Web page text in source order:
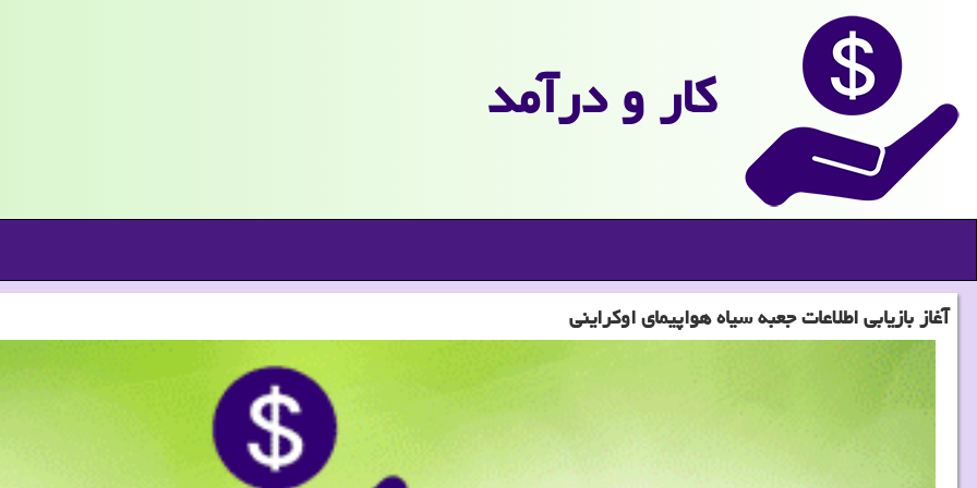
كار و درآمد
آغاز بازیابی اطلاعات جعبه سیاه هواپیمای اوكراینی